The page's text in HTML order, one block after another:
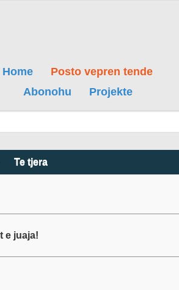
Home
Posto vepren tende
Abonohu
Projekte
Te tjera
e juaja!